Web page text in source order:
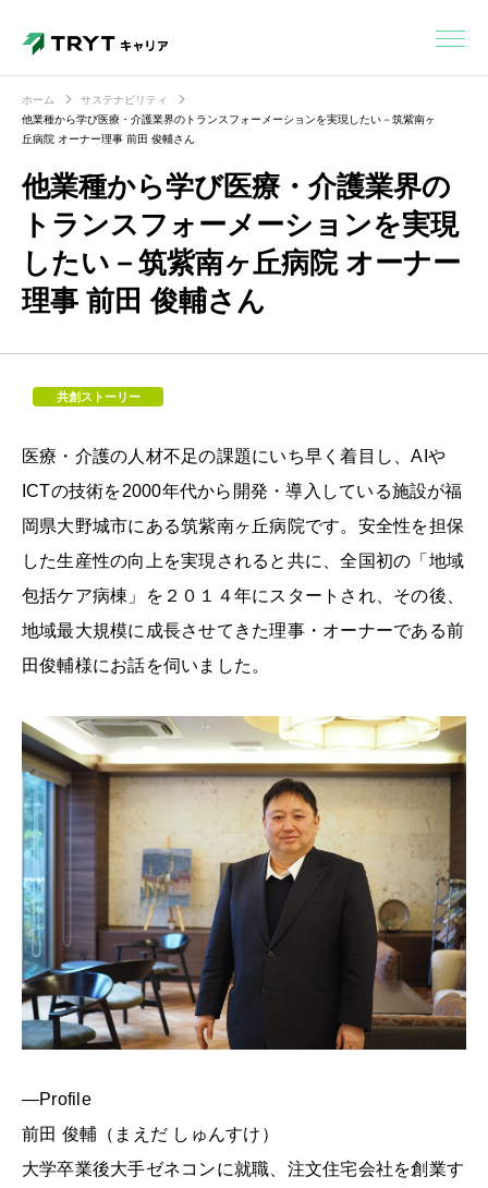
ホーム
サステナビリティ
他業種から学び医療・介護業界のトランスフォーメーションを実現したい－筑紫南ヶ
丘病院 オーナー理事 前田 俊輔さん
他業種から学び医療・介護業界の
トランスフォーメーションを実現
したい－筑紫南ヶ丘病院 オーナー
理事 前田 俊輔さん
共創ストーリー
医療・介護の人材不足の課題にいち早く着目し、AIや
ICTの技術を2000年代から開発・導入している施設が福
岡県大野城市にある筑紫南ヶ丘病院です。安全性を担保
した生産性の向上を実現されると共に、全国初の「地域
包括ケア病棟」を２０１４年にスタートされ、その後、
地域最大規模に成長させてきた理事・オーナーである前
田俊輔様にお話を伺いました。
―Profile
前田 俊輔（まえだ しゅんすけ）
大学卒業後大手ゼネコンに就職、注文住宅会社を創業す